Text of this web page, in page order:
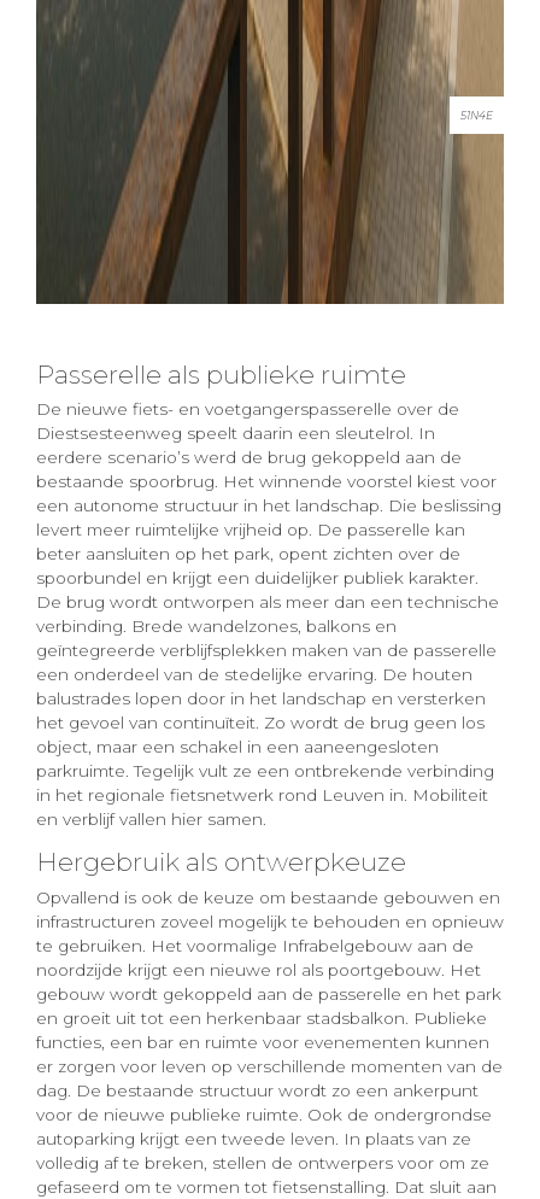
51N4E
Passerelle als publieke ruimte
De nieuwe fiets- en voetgangerspasserelle over de
Diestsesteenweg speelt daarin een sleutelrol. In
eerdere scenario’s werd de brug gekoppeld aan de
bestaande spoorbrug. Het winnende voorstel kiest voor
een autonome structuur in het landschap. Die beslissing
levert meer ruimtelijke vrijheid op. De passerelle kan
beter aansluiten op het park, opent zichten over de
spoorbundel en krijgt een duidelijker publiek karakter.
De brug wordt ontworpen als meer dan een technische
verbinding. Brede wandelzones, balkons en
geïntegreerde verblijfsplekken maken van de passerelle
een onderdeel van de stedelijke ervaring. De houten
balustrades lopen door in het landschap en versterken
het gevoel van continuïteit. Zo wordt de brug geen los
object, maar een schakel in een aaneengesloten
parkruimte. Tegelijk vult ze een ontbrekende verbinding
in het regionale fietsnetwerk rond Leuven in. Mobiliteit
en verblijf vallen hier samen.
Hergebruik als ontwerpkeuze
Opvallend is ook de keuze om bestaande gebouwen en
infrastructuren zoveel mogelijk te behouden en opnieuw
te gebruiken. Het voormalige Infrabelgebouw aan de
noordzijde krijgt een nieuwe rol als poortgebouw. Het
gebouw wordt gekoppeld aan de passerelle en het park
en groeit uit tot een herkenbaar stadsbalkon. Publieke
functies, een bar en ruimte voor evenementen kunnen
er zorgen voor leven op verschillende momenten van de
dag. De bestaande structuur wordt zo een ankerpunt
voor de nieuwe publieke ruimte. Ook de ondergrondse
autoparking krijgt een tweede leven. In plaats van ze
volledig af te breken, stellen de ontwerpers voor om ze
gefaseerd om te vormen tot fietsenstalling. Dat sluit aan